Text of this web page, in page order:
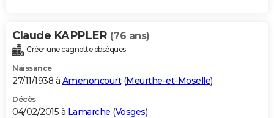
Claude KAPPLER (76 ans)
Créer une cagnotte obsèques
Naissance
27/11/1938 à Amenoncourt(Meurthe-et-Moselle)
Décès
04/02/2015 à Lamarche (Vosges)